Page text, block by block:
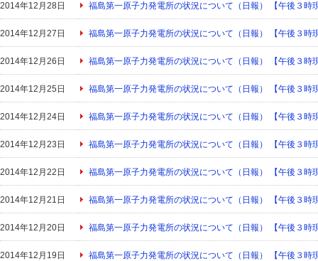
2014年12月28日 福島第一原子力発電所の状況について（日報） 【午後３時
2014年12月27日 福島第一原子力発電所の状況について（日報） 【午後３時
2014年12月26日 福島第一原子力発電所の状況について（日報） 【午後３時
2014年12月25日 福島第一原子力発電所の状況について（日報） 【午後３時
2014年12月24日 福島第一原子力発電所の状況について（日報） 【午後３時
2014年12月23日 福島第一原子力発電所の状況について（日報） 【午後３時
2014年12月22日 福島第一原子力発電所の状況について（日報） 【午後３時
2014年12月21日 福島第一原子力発電所の状況について（日報） 【午後３時
2014年12月20日 福島第一原子力発電所の状況について（日報） 【午後３時
2014年12月19日 福島第一原子力発電所の状況について（日報） 【午後３時